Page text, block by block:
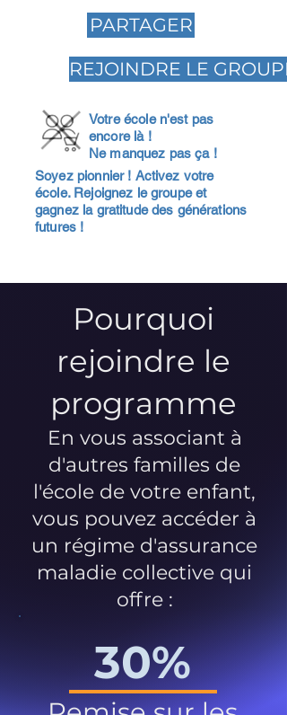
PARTAGER
REJOINDRE LE GROUPE
Votre école n'est pas
encore là !
Ne manquez pas ça !
Soyez pionnier ! Activez votre
école. Rejoignez le groupe et
gagnez la gratitude des générations
futures !
Pourquoi
rejoindre le
programme
En vous associant à
d'autres familles de
l'école de votre enfant,
vous pouvez accéder à
un régime d'assurance
maladie collective qui
offre :
30%